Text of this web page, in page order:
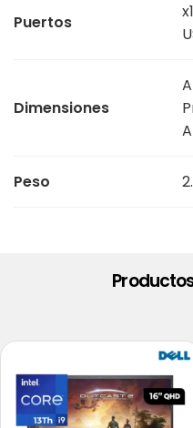
Puertos
Dimensiones
Peso